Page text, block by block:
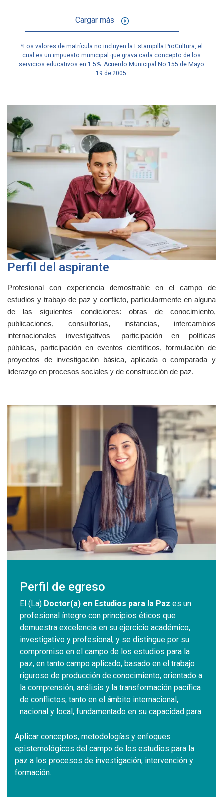
Cargar más
*Los valores de matrícula no incluyen la Estampilla ProCultura, el
cual es un impuesto municipal que grava cada concepto de los
servicios educativos en 1.5%. Acuerdo Municipal No.155 de Mayo
19 de 2005.
Perfil del aspirante
Profesional con experiencia demostrable en el campo de
estudios y trabajo de paz y conflicto, particularmente en alguna
de las siguientes condiciones: obras de conocimiento,
publicaciones, consultorías, instancias, intercambios
internacionales investigativos, participación en políticas
públicas, participación en eventos científicos, formulación de
proyectos de investigación básica, aplicada o comparada y
liderazgo en procesos sociales y de construcción de paz.
Perfil de egreso
El (La) Doctor(a) en Estudios para la Paz es un
profesional íntegro con principios éticos que
demuestra excelencia en su ejercicio académico,
investigativo y profesional, y se distingue por su
compromiso en el campo de los estudios para la
paz, en tanto campo aplicado, basado en el trabajo
riguroso de producción de conocimiento, orientado a
la comprensión, análisis y la transformación pacífica
de conflictos, tanto en el ámbito internacional,
nacional y local, fundamentado en su capacidad para:
Aplicar conceptos, metodologías y enfoques
epistemológicos del campo de los estudios para la
paz a los procesos de investigación, intervención y
formación.